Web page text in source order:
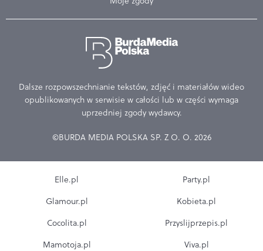
Dalsze rozpowszechnianie tekstów, zdjęć i materiałów wideo
opublikowanych w serwisie w całości lub w części wymaga
uprzedniej zgody wydawcy.
©BURDA MEDIA POLSKA SP. Z O. O. 2026
Elle.pl
Glamour.pl
Cocolita.pl
Mamotoja.pl
Party.pl
Kobieta.pl
Przyslijprzepis.pl
Viva.pl